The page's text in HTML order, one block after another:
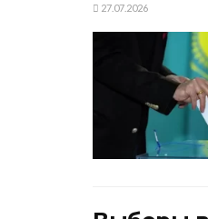
27.07.2026